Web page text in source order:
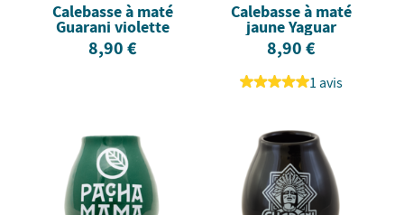
Calebasse à maté
Guarani violette
8,90 €
Calebasse à maté
jaune Yaguar
8,90 €
1 avis